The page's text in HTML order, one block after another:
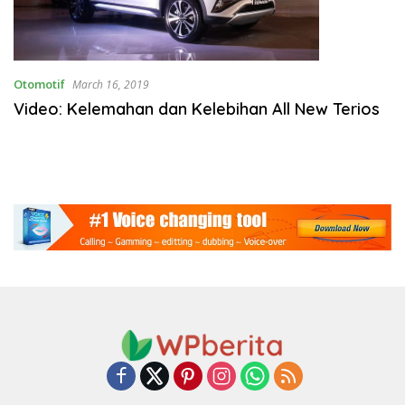
Otomotif March 16, 2019
Video: Kelemahan dan Kelebihan All New Terios